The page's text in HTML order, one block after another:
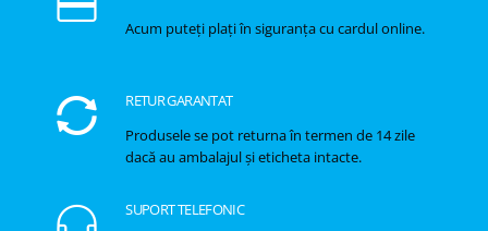
Acum puteți plați în siguranța cu cardul online.
RETUR GARANTAT
Produsele se pot returna în termen de 14 zile
dacă au ambalajul și eticheta intacte.
SUPORT TELEFONIC